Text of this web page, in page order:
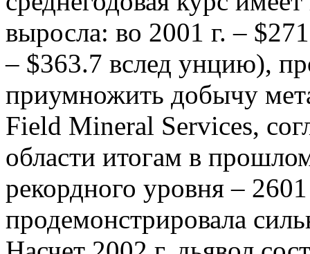
выросла: во 2001 г. –
– $363.7 вслед унцию),
приумножить добычу
Field Mineral Services,
области итогам в
рекордного уровня –
продемонстрировала